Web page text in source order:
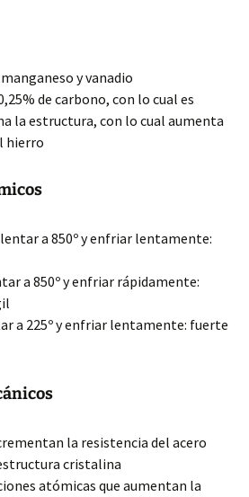
y vanadio
de carbono, con lo cual es
la estructura, con lo cual aumenta
hierro
a 850º y enfriar lentamente:
a 850º y enfriar rápidamente:
a 225º y enfriar lentamente: fuerte
la resistencia del acero
cristalina
atómicas que aumentan la